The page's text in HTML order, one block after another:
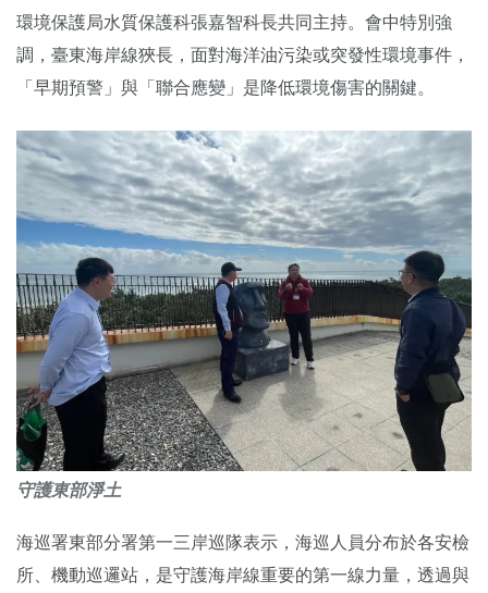
環境保護局水質保護科張嘉智科長共同主持。會中特別強
調，臺東海岸線狹長，面對海洋油污染或突發性環境事件，
「早期預警」與「聯合應變」是降低環境傷害的關鍵。
守護東部淨土
海巡署東部分署第一三岸巡隊表示，海巡人員分布於各安檢
所、機動巡邏站，是守護海岸線重要的第一線力量，透過與